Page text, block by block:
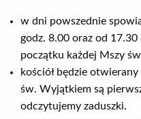
w dni powszednie
godz. 8.00 oraz od
początku każdej Mszy
kościół będzie
św. Wyjątkiem są
odczytujemy zaduszki.